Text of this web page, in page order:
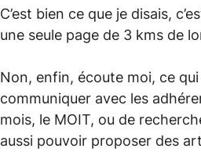
C’est bien ce que je disais,
une seule page de 3 kms de
Non, enfin, écoute moi, ce
communiquer avec les
mois, le MOIT, ou de
aussi pouvoir proposer des